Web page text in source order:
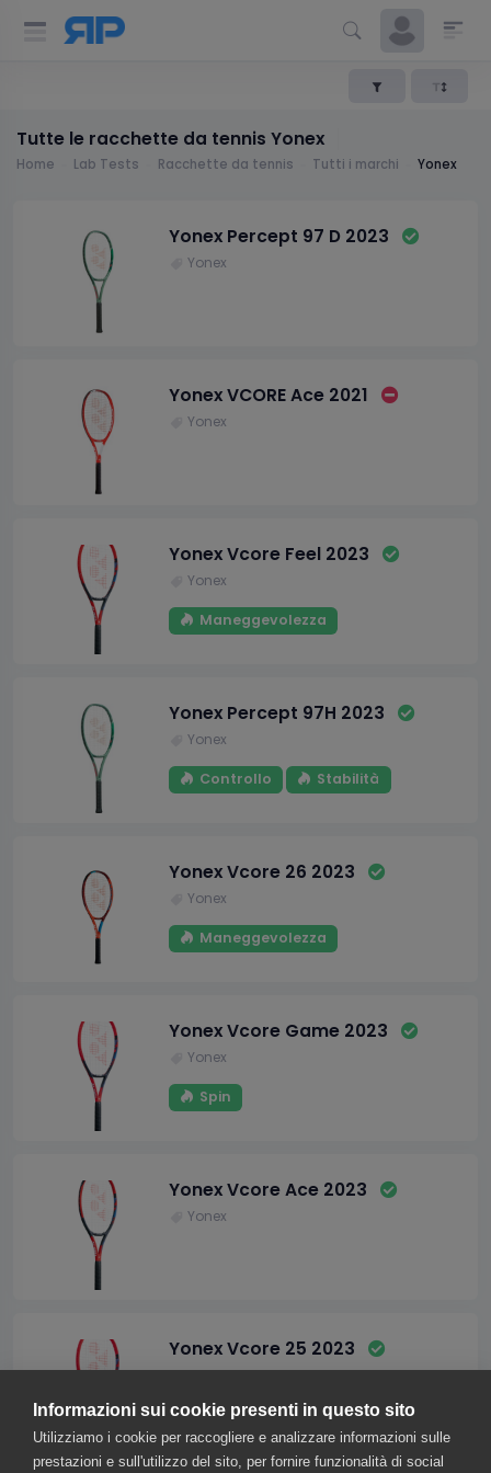
Tutte le racchette da tennis Yonex
Home Lab Tests Racchette da tennis Tutti i marchi Yonex
Yonex Percept 97 D 2023
Yonex
Yonex VCORE Ace 2021
Yonex
Yonex Vcore Feel 2023
Yonex
Maneggevolezza
Yonex Percept 97H 2023
Yonex
Controllo Stabilità
Yonex Vcore 26 2023
Yonex
Maneggevolezza
Yonex Vcore Game 2023
Yonex
Spin
Yonex Vcore Ace 2023
Yonex
Yonex Vcore 25 2023
Yonex
Maneggevolezza
Informazioni sui cookie presenti in questo sito
Utilizziamo i cookie per raccogliere e analizzare informazioni sulle
prestazioni e sull'utilizzo del sito, per fornire funzionalità di social